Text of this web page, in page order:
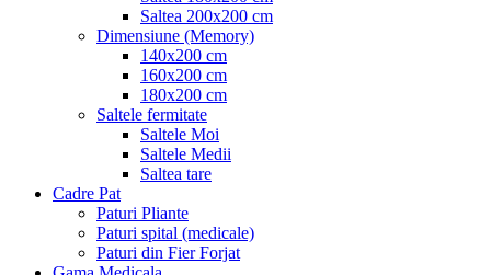
Saltea 200x200 cm
Dimensiune (Memory)
140x200 cm
160x200 cm
180x200 cm
Saltele fermitate
Saltele Moi
Saltele Medii
Saltea tare
Cadre Pat
Paturi Pliante
Paturi spital (medicale)
Paturi din Fier Forjat